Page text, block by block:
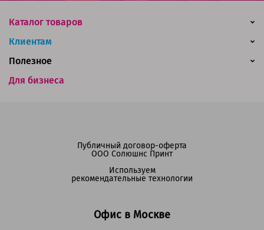
Каталог товаров
Клиентам
Для бизнеса
Полезное
Офис в Москве
Публичный договор-оферта
ООО Солюшнс Принт
Используем
рекомендательные технологии